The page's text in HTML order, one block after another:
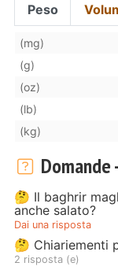
Peso
(mg)
(g)
(oz)
(lb)
(kg)
Domande
🤔 Il baghrir
anche salato?
Dai una risposta
🤔 Chiariementi
2 risposta (e)